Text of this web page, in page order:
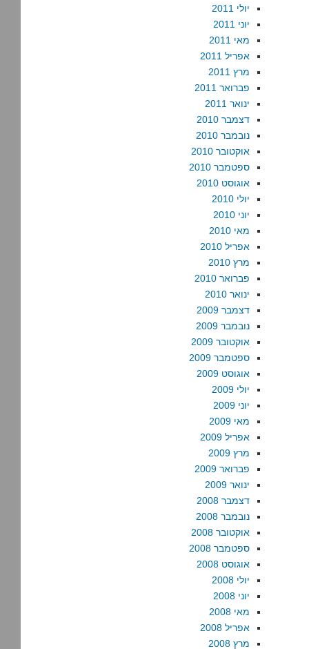
יולי 2011
יוני 2011
מאי 2011
אפריל 2011
מרץ 2011
פברואר 2011
ינואר 2011
דצמבר 2010
נובמבר 2010
אוקטובר 2010
ספטמבר 2010
אוגוסט 2010
יולי 2010
יוני 2010
מאי 2010
אפריל 2010
מרץ 2010
פברואר 2010
ינואר 2010
דצמבר 2009
נובמבר 2009
אוקטובר 2009
ספטמבר 2009
אוגוסט 2009
יולי 2009
יוני 2009
מאי 2009
אפריל 2009
מרץ 2009
פברואר 2009
ינואר 2009
דצמבר 2008
נובמבר 2008
אוקטובר 2008
ספטמבר 2008
אוגוסט 2008
יולי 2008
יוני 2008
מאי 2008
אפריל 2008
מרץ 2008